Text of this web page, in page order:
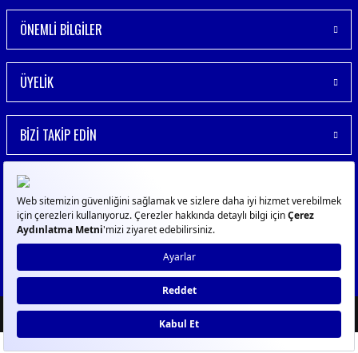
ÖNEMLİ BİLGİLER
ÜYELİK
BİZİ TAKİP EDİN
© 2023GPN- Tüm Hakları Saklıdır